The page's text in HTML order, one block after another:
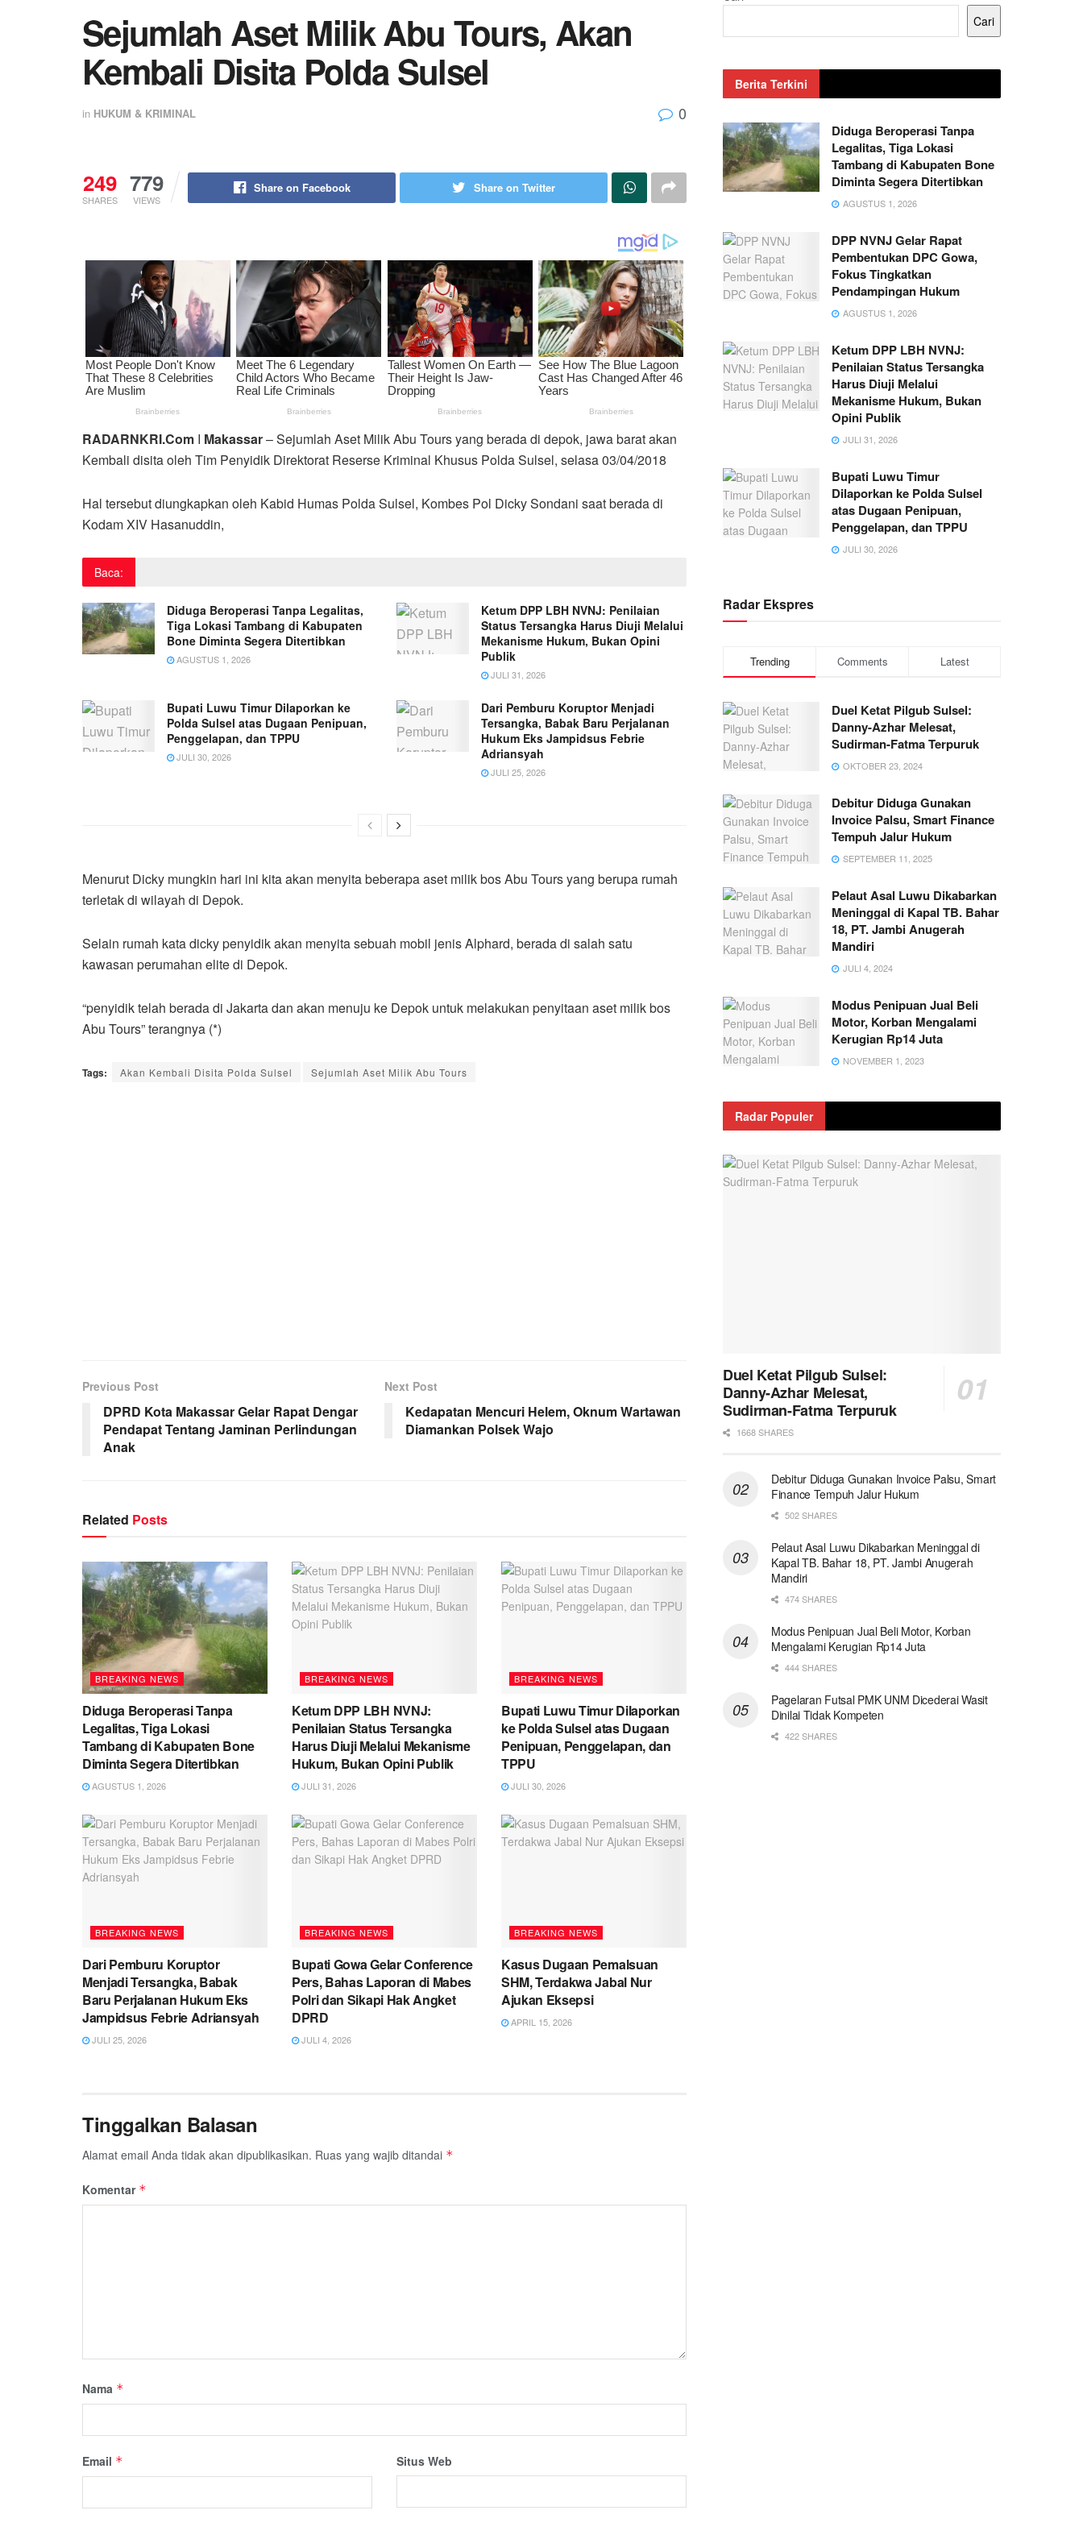
Sejumlah Aset Milik Abu Tours, Akan
Kembali Disita Polda Sulsel
in HUKUM & KRIMINAL 0
249
SHARES
779
VIEWS
Share on Facebook Share on Twitter
RADARNKRI.Com I Makassar– Sejumlah Aset Milik Abu Tours yang berada di depok, jawa barat akan
Kembali disita oleh Tim Penyidik Direktorat Reserse Kriminal Khusus Polda Sulsel, selasa 03/04/2018
Hal tersebut diungkapkan oleh Kabid Humas Polda Sulsel, Kombes Pol Dicky Sondani saat berada di
Kodam XIV Hasanuddin,
Baca:
Diduga Beroperasi Tanpa Legalitas,
Tiga Lokasi Tambang di Kabupaten
Bone Diminta Segera Ditertibkan
AGUSTUS 1, 2026
Ketum DPP LBH NVNJ: Penilaian
Status Tersangka Harus Diuji Melalui
Mekanisme Hukum, Bukan Opini
Publik
JULI 31, 2026
Bupati Luwu Timur Dilaporkan ke
Polda Sulsel atas Dugaan Penipuan,
Penggelapan, dan TPPU
JULI 30, 2026
Dari Pemburu Koruptor Menjadi
Tersangka, Babak Baru Perjalanan
Hukum Eks Jampidsus Febrie
Adriansyah
JULI 25, 2026
Menurut Dicky mungkin hari ini kita akan menyita beberapa aset milik bos Abu Tours yang berupa rumah
terletak di wilayah di Depok.
Selain rumah kata dicky penyidik akan menyita sebuah mobil jenis Alphard, berada di salah satu
kawasan perumahan elite di Depok.
“penyidik telah berada di Jakarta dan akan menuju ke Depok untuk melakukan penyitaan aset milik bos
Abu Tours” terangnya (*)
Tags: Akan Kembali Disita Polda Sulsel Sejumlah Aset Milik Abu Tours
Previous Post
DPRD Kota Makassar Gelar Rapat Dengar
Pendapat Tentang Jaminan Perlindungan
Anak
Next Post
Kedapatan Mencuri Helem, Oknum Wartawan
Diamankan Polsek Wajo
Related Posts
BREAKING NEWS
Diduga Beroperasi Tanpa
Legalitas, Tiga Lokasi
Tambang di Kabupaten Bone
Diminta Segera Ditertibkan
AGUSTUS 1, 2026
BREAKING NEWS
Ketum DPP LBH NVNJ:
Penilaian Status Tersangka
Harus Diuji Melalui Mekanisme
Hukum, Bukan Opini Publik
JULI 31, 2026
BREAKING NEWS
Bupati Luwu Timur Dilaporkan
ke Polda Sulsel atas Dugaan
Penipuan, Penggelapan, dan
TPPU
JULI 30, 2026
BREAKING NEWS
Dari Pemburu Koruptor
Menjadi Tersangka, Babak
Baru Perjalanan Hukum Eks
Jampidsus Febrie Adriansyah
JULI 25, 2026
BREAKING NEWS
Bupati Gowa Gelar Conference
Pers, Bahas Laporan di Mabes
Polri dan Sikapi Hak Angket
DPRD
JULI 4, 2026
BREAKING NEWS
Kasus Dugaan Pemalsuan
SHM, Terdakwa Jabal Nur
Ajukan Eksepsi
APRIL 15, 2026
Tinggalkan Balasan
Alamat email Anda tidak akan dipublikasikan. Ruas yang wajib ditandai *
Komentar *
Nama *
Email * Situs Web
Cari
Berita Terkini
Diduga Beroperasi Tanpa
Legalitas, Tiga Lokasi
Tambang di Kabupaten Bone
Diminta Segera Ditertibkan
AGUSTUS 1, 2026
DPP NVNJ Gelar Rapat
Pembentukan DPC Gowa,
Fokus Tingkatkan
Pendampingan Hukum
AGUSTUS 1, 2026
Ketum DPP LBH NVNJ:
Penilaian Status Tersangka
Harus Diuji Melalui
Mekanisme Hukum, Bukan
Opini Publik
JULI 31, 2026
Bupati Luwu Timur
Dilaporkan ke Polda Sulsel
atas Dugaan Penipuan,
Penggelapan, dan TPPU
JULI 30, 2026
Radar Ekspres
Trending Comments Latest
Duel Ketat Pilgub Sulsel:
Danny-Azhar Melesat,
Sudirman-Fatma Terpuruk
OKTOBER 23, 2024
Debitur Diduga Gunakan
Invoice Palsu, Smart Finance
Tempuh Jalur Hukum
SEPTEMBER 11, 2025
Pelaut Asal Luwu Dikabarkan
Meninggal di Kapal TB. Bahar
18, PT. Jambi Anugerah
Mandiri
JULI 4, 2024
Modus Penipuan Jual Beli
Motor, Korban Mengalami
Kerugian Rp14 Juta
NOVEMBER 1, 2023
Radar Populer
Duel Ketat Pilgub Sulsel:
Danny-Azhar Melesat,
Sudirman-Fatma Terpuruk
1668 SHARES
Debitur Diduga Gunakan Invoice Palsu, Smart
Finance Tempuh Jalur Hukum
502 SHARES
Pelaut Asal Luwu Dikabarkan Meninggal di
Kapal TB. Bahar 18, PT. Jambi Anugerah
Mandiri
474 SHARES
Modus Penipuan Jual Beli Motor, Korban
Mengalami Kerugian Rp14 Juta
444 SHARES
Pagelaran Futsal PMK UNM Dicederai Wasit
Dinilai Tidak Kompeten
422 SHARES